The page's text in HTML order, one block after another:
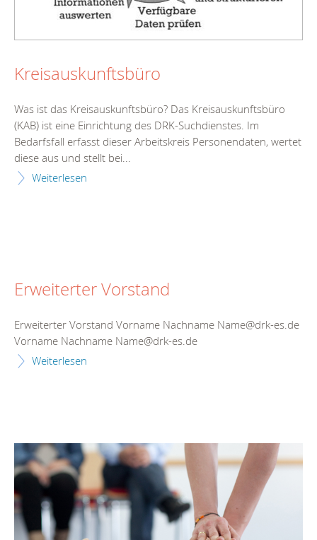
Kreisauskunftsbüro
Was ist das Kreisauskunftsbüro? Das Kreisauskunftsbüro
(KAB) ist eine Einrichtung des DRK-Suchdienstes. Im
Bedarfsfall erfasst dieser Arbeitskreis Personendaten, wertet
diese aus und stellt bei...
Weiterlesen
Erweiterter Vorstand
Erweiterter Vorstand Vorname Nachname Name@drk-es.de
Vorname Nachname Name@drk-es.de
Weiterlesen